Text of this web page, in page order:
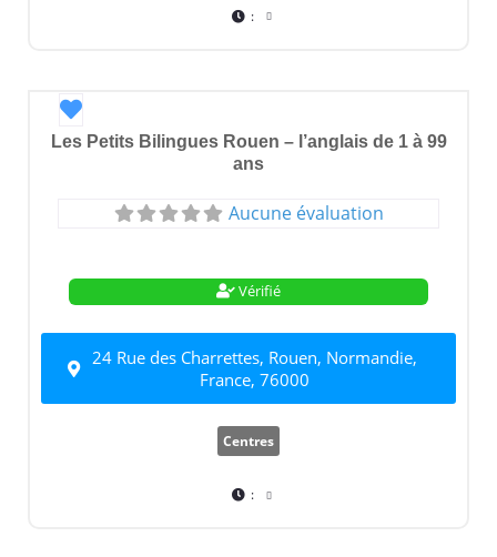
:
Favori
Les Petits Bilingues Rouen – l’anglais de 1 à 99
ans
Aucune évaluation
Vérifié
24 Rue des Charrettes, Rouen, Normandie,
France, 76000
Centres
: